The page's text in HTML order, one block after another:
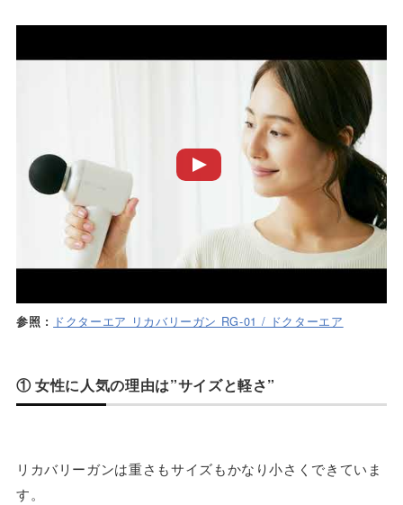
参照 : ドクターエア リカバリーガン RG-01 / ドクターエア
① 女性に人気の理由は”サイズと軽さ”
リカバリーガンは重さもサイズもかなり小さくできていま
す。